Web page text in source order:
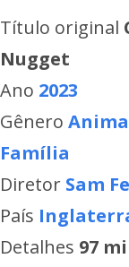
Título original
Nugget
Ano 2023
Gênero
Família
Diretor Sam
País
Detalhes 97